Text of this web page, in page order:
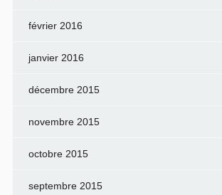
février 2016
janvier 2016
décembre 2015
novembre 2015
octobre 2015
septembre 2015